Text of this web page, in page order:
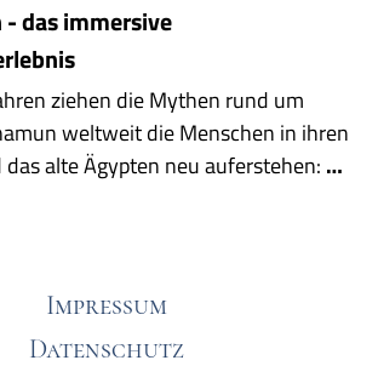
das immersive
ziehen die Mythen rund um
weltweit die Menschen in ihren
alte Ägypten neu auferstehen: …
Impressum
Datenschutz